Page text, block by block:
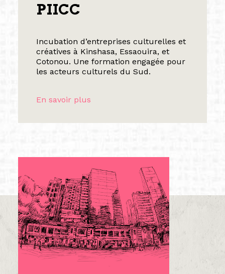
PIICC
Incubation d’entreprises culturelles et
créatives à Kinshasa, Essaouira, et
Cotonou. Une formation engagée pour
les acteurs culturels du Sud.
En savoir plus